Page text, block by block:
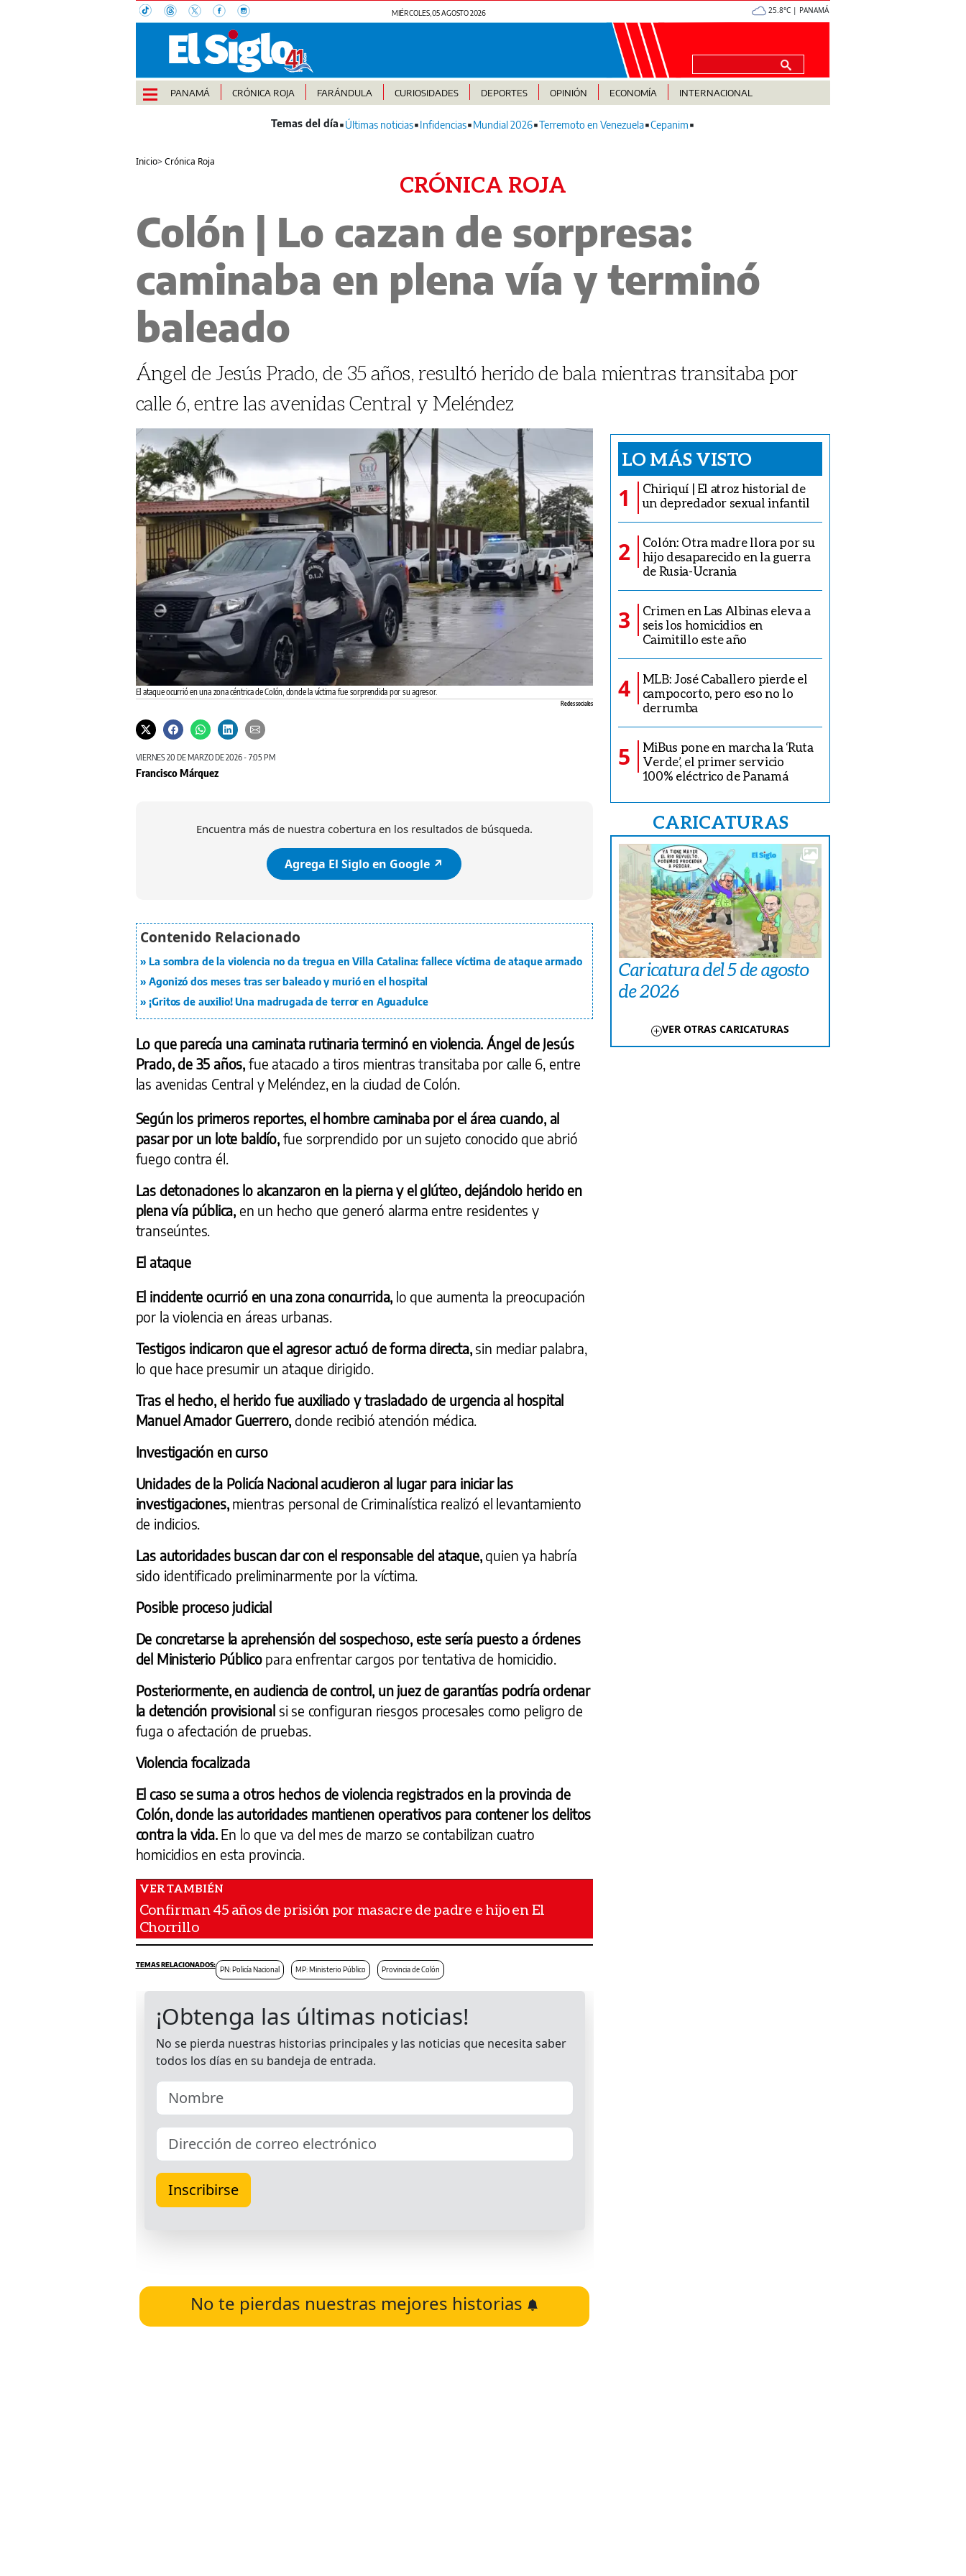
MIÉRCOLES, 05 AGOSTO 2026 25.8°C | PANAMÁ
PANAMÁ CRÓNICA ROJA FARÁNDULA CURIOSIDADES DEPORTES OPINIÓN ECONOMÍA INTERNACIONAL
Últimas noticias Infidencias Mundial 2026 Terremoto en Venezuela Cepanim
Inicio>Crónica Roja
CRÓNICA ROJA
Colón | Lo cazan de sorpresa:
caminaba en plena vía y terminó
baleado
Ángel de Jesús Prado, de 35 años, resultó herido de bala mientras transitaba por
calle 6, entre las avenidas Central y Meléndez
El ataque ocurrió en una zona céntrica de Colón, donde la víctima fue sorprendida por su agresor.
Redes sociales
VIERNES 20 DE MARZO DE 2026 - 7:05 PM
Francisco Márquez
Encuentra más de nuestra cobertura en los resultados de búsqueda.
Agrega El Siglo en Google ↗️
La sombra de la violencia no da tregua en Villa Catalina: fallece víctima de ataque armado
Agonizó dos meses tras ser baleado y murió en el hospital
¡Gritos de auxilio! Una madrugada de terror en Aguadulce
Lo que parecía una caminata rutinaria terminó en violencia. Ángel de Jesús
Prado, de 35 años, fue atacado a tiros mientras transitaba por calle 6, entre
las avenidas Central y Meléndez, en la ciudad de Colón.
Según los primeros reportes, el hombre caminaba por el área cuando, al
pasar por un lote baldío,fue sorprendido por un sujeto conocido que abrió
fuego contra él.
Las detonaciones lo alcanzaron en la pierna y el glúteo, dejándolo herido en
plena vía pública, en un hecho que generó alarma entre residentes y
transeúntes.
El ataque
El incidente ocurrió en una zona concurrida, lo que aumenta la preocupación
por la violencia en áreas urbanas.
Testigos indicaron que el agresor actuó de forma directa,sin mediar palabra,
lo que hace presumir un ataque dirigido.
Tras el hecho, el herido fue auxiliado y trasladado de urgencia al hospital
Manuel Amador Guerrero, donde recibió atención médica.
Investigación en curso
Unidades de la Policía Nacional acudieron al lugar para iniciar las
investigaciones, mientras personal de Criminalística realizó el levantamiento
de indicios.
Las autoridades buscan dar con el responsable del ataque,quien ya habría
sido identificado preliminarmente por la víctima.
Posible proceso judicial
De concretarse la aprehensión del sospechoso, este sería puesto a órdenes
del Ministerio Públicopara enfrentar cargos por tentativa de homicidio.
Posteriormente, en audiencia de control, un juez de garantías podría ordenar
la detención provisionalsi se configuran riesgos procesales como peligro de
fuga o afectación de pruebas.
Violencia focalizada
El caso se suma a otros hechos de violencia registrados en la provincia de
Colón, donde las autoridades mantienen operativos para contener los delitos
contra la vida.En lo que va del mes de marzo se contabilizan cuatro
homicidios en esta provincia.
Confirman 45 años de prisión por masacre de padre e hijo en El
Chorrillo
PN: Policía Nacional MP: Ministerio Público Provincia de Colón
No te pierdas nuestras mejores historias
LO MÁS VISTO
1
Chiriquí | El atroz historial de
un depredador sexual infantil
2
Colón: Otra madre llora por su
hijo desaparecido en la guerra
de Rusia-Ucrania
3
Crimen en Las Albinas eleva a
seis los homicidios en
Caimitillo este año
4
MLB: José Caballero pierde el
campocorto, pero eso no lo
derrumba
5
MiBus pone en marcha la ‘Ruta
Verde’, el primer servicio
100% eléctrico de Panamá
CARICATURAS
Caricatura del 5 de agosto
de 2026
VER OTRAS CARICATURAS